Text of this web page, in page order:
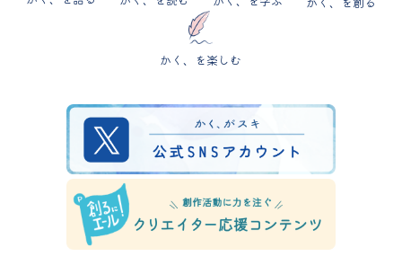
かく、を楽しむ